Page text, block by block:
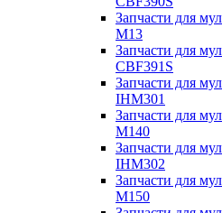
Запчасти для
M13
Запчасти для
CBF391S
Запчасти для
IHM301
Запчасти для
M140
Запчасти для
IHM302
Запчасти для
M150